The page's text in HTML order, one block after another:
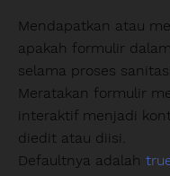
Mendapatkan atau
apakah formulir
selama proses
Meratakan formulir
interaktif menjadi
diedit atau diisi.
Defaultnya adalah